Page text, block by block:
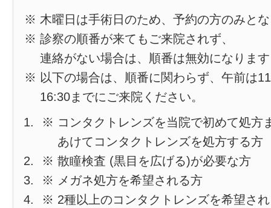
※ 木曜日は手術日のため、予約の方のみと
※ 診察の順番が来てもご来院されず、
連絡がない場合は、順番は無効になりま
※ 以下の場合は、順番に関わらず、午前は
16:30までにご来院ください。
※ コンタクトレンズを当院で初めて処方
あけてコンタクトレンズを処方する方
※ 散瞳検査 (黒目を広げる)が必要な方
※ メガネ処方を希望される方
※ 2種以上のコンタクトレンズを希望さ